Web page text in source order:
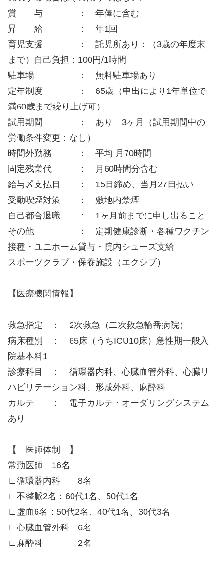
賞 与 ： 年俸に含む
昇 給 ： 年1回
育児支援 ： 託児所あり：（3歳の年度末
まで）自己負担：100円/1時間
駐車場 ： 無料駐車場あり
定年制度 ： 65歳（申出により1年単位で
満60歳まで繰り上げ可）
試用期間 ： あり 3ヶ月（試用期間中の
労働条件変更：なし）
時間外勤務 ： 平均 月70時間
固定残業代 ： 月60時間分含む
給与〆支払日 ： 15日締め、当月27日払い
受動喫煙対策 ： 敷地内禁煙
自己都合退職 ： 1ヶ月前までに申し出ること
その他 ： 定期健康診断・各種ワクチン
接種・ユニホーム貸与・院内シューズ支給
スポーツクラブ・保養施設（エクシブ）
【医療機関情報】
救急指定 ： 2次救急（二次救急輪番病院）
病床種別 ： 65床（うちICU10床）急性期一般入
院基本料1
診療科目 ： 循環器内科、心臓血管外科、心臓リ
ハビリテーション科、形成外科、麻酔科
カルテ ： 電子カルテ・オーダリングシステム
あり
【 医師体制 】
常勤医師 16名
∟循環器内科 8名
∟不整脈2名：60代1名、50代1名
∟虚血6名：50代2名、40代1名、30代3名
∟心臓血管外科 6名
∟麻酔科 2名